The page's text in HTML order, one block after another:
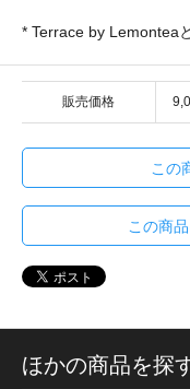
* Terrace by Lemontea
販売価格
この
この商
ほかの商品を探